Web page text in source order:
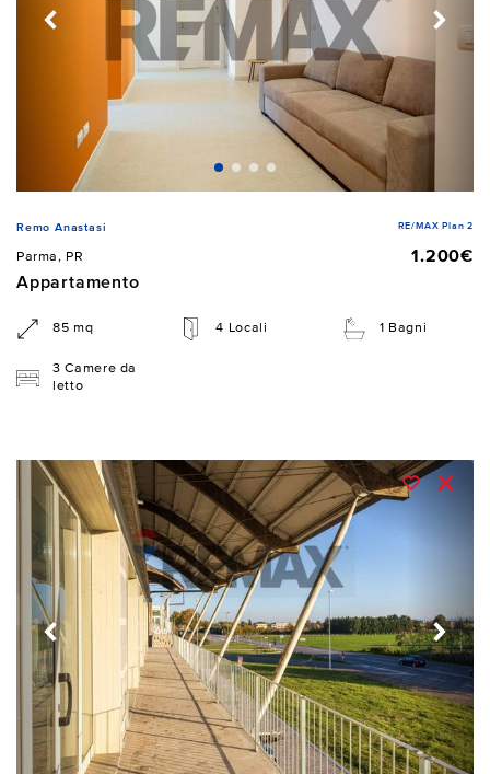
Remo Anastasi RE/MAX Plan 2
Parma, PR
1.200€
Appartamento
85 mq 4 Locali 1 Bagni
3 Camere da
letto